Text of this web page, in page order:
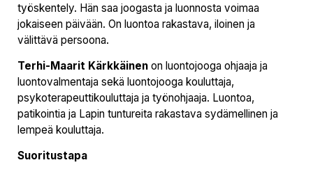
työskentely. Hän saa joogasta ja luonnosta voimaa
jokaiseen päivään. On luontoa rakastava, iloinen ja
välittävä persoona.
Terhi-Maarit Kärkkäinen on luontojooga ohjaaja ja
luontovalmentaja sekä luontojooga kouluttaja,
psykoterapeuttikouluttaja ja työnohjaaja. Luontoa,
patikointia ja Lapin tuntureita rakastava sydämellinen ja
lempeä kouluttaja.
Suoritustapa